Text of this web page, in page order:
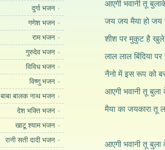
दुर्गा भजन
गणेश भजन
राम भजन
गुरुदेव भजन
विविध भजन
विष्णु भजन
बाबा बालक नाथ भजन
देश भक्ति भजन
खाटू श्याम भजन
रानी सती दादी भजन
आएगी भवानी तू
जय जय मैया हो जय
शीश पर मुकुट है
लाल लाल बिंदिया पर
नैनो में इस रूप को
आएगी भवानी तू
मैया का जयकारा तू
आएगी भवानी तू